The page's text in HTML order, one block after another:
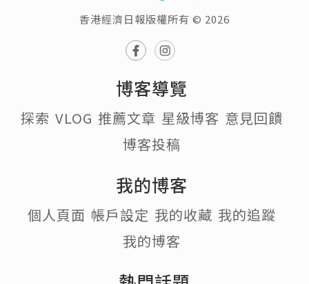
十五號田
五月的一個雨天，我們計劃要出走幾天，
讓身心得到真正的休息，想不到這個十月
之旅到埗的第一天也是下雨天。從東京成
田機場到中伊豆修善寺，誤打誤撞，轉車
轉車再轉車，最終比我們預計的時間還提
廊菊屋(交通詳情見篇末)。這家酒店古典幽
雅，為我們帶來很多驚喜。畢竟下雨天節
目有限，那就先說風和日麗的第二天的西